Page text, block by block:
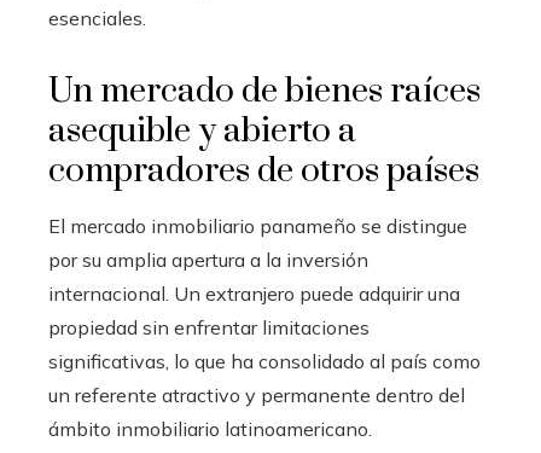
esenciales.
Un mercado de bienes raíces
asequible y abierto a
compradores de otros países
El mercado inmobiliario panameño se distingue
por su amplia apertura a la inversión
internacional. Un extranjero puede adquirir una
propiedad sin enfrentar limitaciones
significativas, lo que ha consolidado al país como
un referente atractivo y permanente dentro del
ámbito inmobiliario latinoamericano.